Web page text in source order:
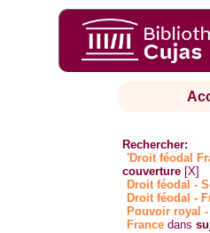
Rechercher:
'Droit féodal
couverture [X]
Droit féodal -
Droit féodal -
Pouvoir royal
France dans